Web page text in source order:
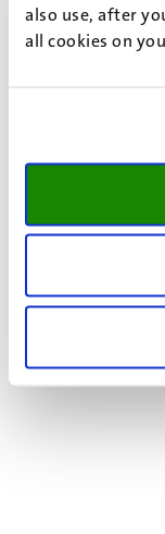
also use, after
all cookies on